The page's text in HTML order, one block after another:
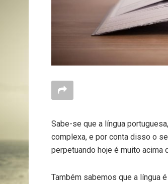
Sabe-se que a língua
complexa, e por conta disso o
perpetuando hoje é muito acima
Também sabemos que a língua